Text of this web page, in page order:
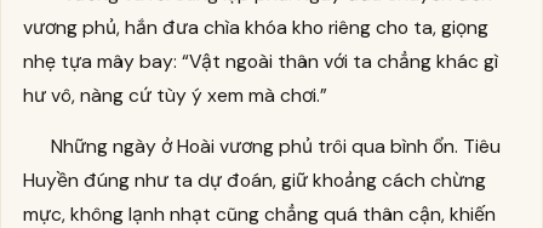
vương phủ, hắn đưa chìa khóa kho riêng cho ta, giọng
nhẹ tựa mây bay: “Vật ngoài thân với ta chẳng khác gì
hư vô, nàng cứ tùy ý xem mà chơi.”
Những ngày ở Hoài vương phủ trôi qua bình ổn. Tiêu
Huyền đúng như ta dự đoán, giữ khoảng cách chừng
mực, không lạnh nhạt cũng chẳng quá thân cận, khiến